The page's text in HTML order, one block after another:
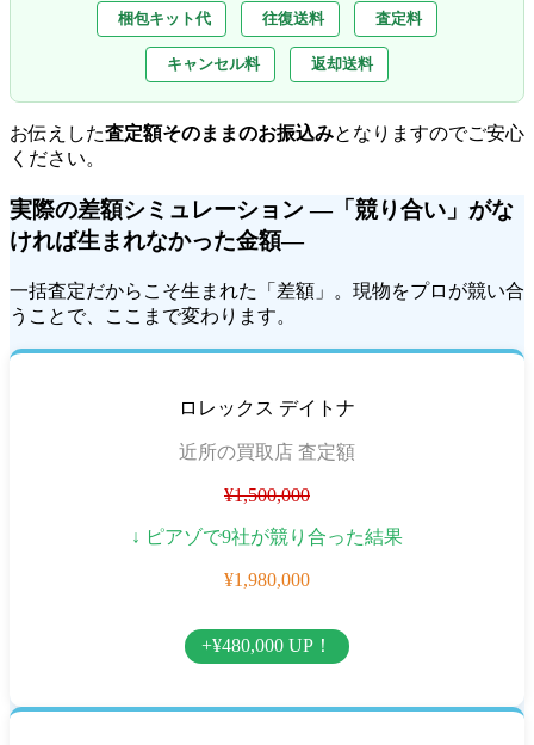
梱包キット代 往復送料 査定料
キャンセル料 返却送料
お伝えした査定額そのままのお振込みとなりますのでご安心
ください。
実際の差額シミュレーション ―「競り合い」がな
ければ生まれなかった金額―
一括査定だからこそ生まれた「差額」。現物をプロが競い合
うことで、ここまで変わります。
ロレックス デイトナ
近所の買取店 査定額
¥1,500,000
↓ ピアゾで9社が競り合った結果
¥1,980,000
+¥480,000 UP！